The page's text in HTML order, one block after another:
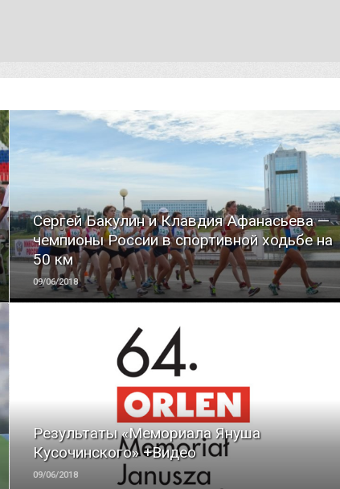
Сергей Бакулин и Клавдия Афанасьева —
чемпионы России в спортивной ходьбе на
50 км
09/06/2018
Результаты «Мемориала Януша
Кусочинского» +Видео
09/06/2018
ЧИТАТЬ